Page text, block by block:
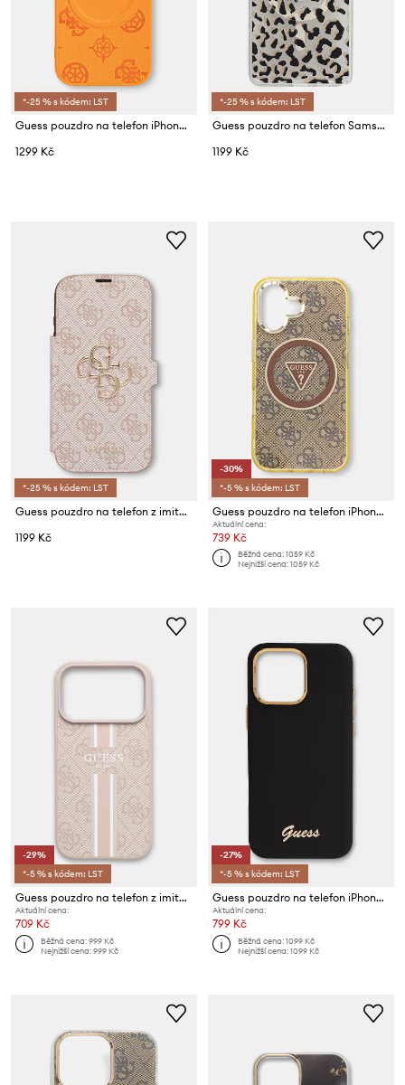
*-25 % s kódem: LST
Guess pouzdro na telefon iPhone 17 Pro
1299 Kč
*-25 % s kódem: LST
Guess pouzdro na telefon Samsung Galaxy S26 Ultra
1199 Kč
*-25 % s kódem: LST
Guess pouzdro na telefon z imitace kůže iPhone 17 Pro
1199 Kč
-30%
*-5 % s kódem: LST
Guess pouzdro na telefon iPhone 16
Aktuální cena:
739 Kč
Běžná cena:1059 Kč
Nejnižší cena:1059 Kč
-29%
*-5 % s kódem: LST
Guess pouzdro na telefon z imitace kůže iPhone 17 Pro
Aktuální cena:
709 Kč
Běžná cena:999 Kč
Nejnižší cena:999 Kč
-27%
*-5 % s kódem: LST
Guess pouzdro na telefon iPhone 16 Pro Max
Aktuální cena:
799 Kč
Běžná cena:1099 Kč
Nejnižší cena:1099 Kč